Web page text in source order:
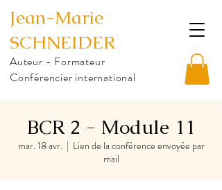
Jean-Marie
SCHNEIDER
Auteur - Formateur
Conférencier international
BCR 2 - Module 11
mar. 18 avr.
  |
Lien de la conférence envoyée par
mail